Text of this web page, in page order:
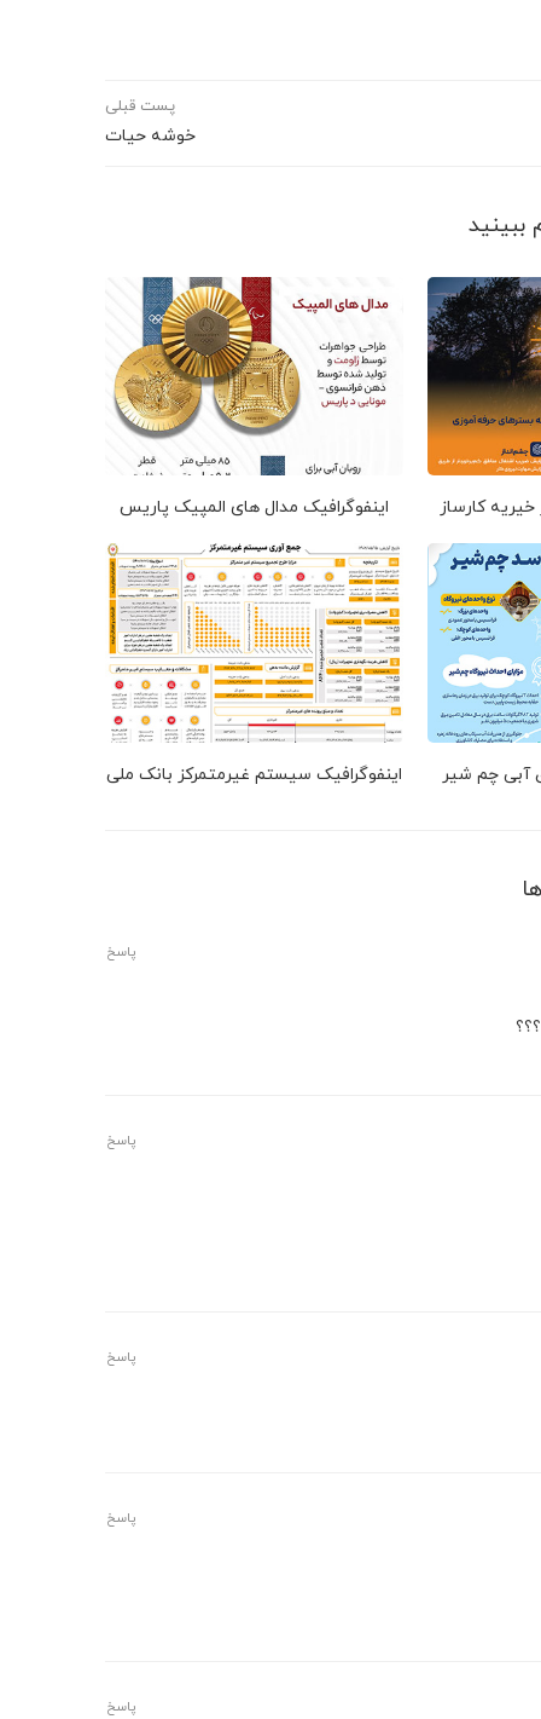
پست قبلی
خوشه حیات
اینفوگرافیک مدال های المپیک پاریس خیریه کارساز
اینفوگرافیک سیستم غیرمتمرکز بانک ملی آبی چم شیر
پاسخ
پاسخ
پاسخ
پاسخ
پاسخ